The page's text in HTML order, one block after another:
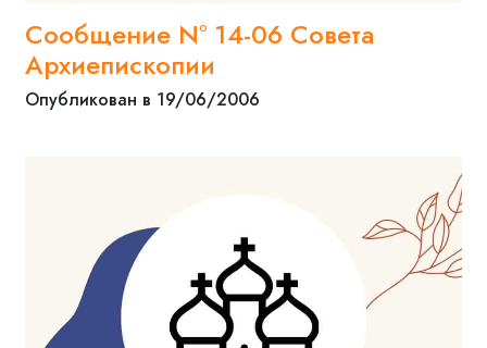
Сообщение N° 14-06 Совета
Архиепископии
Опубликован в 19/06/2006